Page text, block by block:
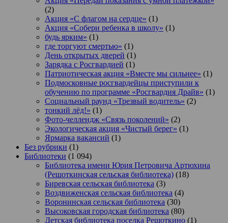
(2)
Акция «С флагом на сердце» (1)
Акция «Собери ребенка в школу» (1)
будь ярким» (1)
где торгуют смертью» (1)
День открытых дверей (1)
Зарядка с Росгвардией (1)
Патриотическая акция «Вместе мы сильнее» (1)
Подмосковные росгвардейцы приступили к
обучению по программе «Росгвардия Драйв» (1)
Социальный раунд «Трезвый водитель» (2)
тонкий лёд!» (1)
Фото-челлендж «Связь поколений» (2)
Экологическая акция «Чистый берег» (1)
Ярмарка вакансий (1)
Без рубрики (1)
Библиотеки (1 094)
Библиотека имени Юрия Петровича Артюхина
(Решоткинская сельская библиотека) (18)
Биревская сельская библиотека (3)
Воздвиженская сельская библиотека (4)
Воронинская сельская библиотека (30)
Высоковская городская библиотека (80)
Детская библиотека поселка Решоткино (1)